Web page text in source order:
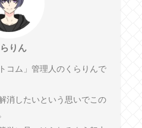
らりん
コム」管理人のくらりんで
消したいという思いでこの